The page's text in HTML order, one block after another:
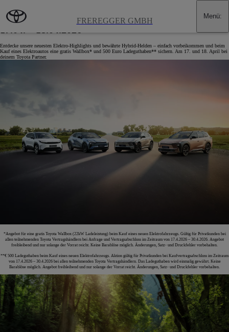
FREREGGER GMBH Menü:
SPANNUNG PUR: TOYOTA ERLEBNISTAGE
Entdecke unsere neuesten Elektro-Highlights und bewährte Hybrid-Helden – einfach vorbeikommen und beim
Kauf eines Elektroautos eine gratis Wallbox* und 500 Euro Ladeguthaben** sichern. Am 17. und 18. April bei
deinem Toyota Partner.
*Angebot für eine gratis Toyota Wallbox (22kW Ladeleistung) beim Kauf eines neuen Elektrofahrzeugs. Gültig für Privatkunden bei
allen teilnehmenden Toyota Vertragshändlern bei Anfrage und Vertragsabschluss im Zeitraum von 17.4.2026 – 30.4.2026. Angebot
freibleibend und nur solange der Vorrat reicht. Keine Barablöse möglich. Änderungen, Satz- und Druckfehler vorbehalten.
**€ 500 Ladeguthaben beim Kauf eines neuen Elektrofahrzeugs. Aktion gültig für Privatkunden bei Kaufvertragsabschluss im Zeitraum
von 17.4.2026 – 30.4.2026 bei allen teilnehmenden Toyota Vertragshändlern. Das Ladeguthaben wird einmalig gewährt. Keine
Barablöse möglich. Angebot freibleibend und nur solange der Vorrat reicht. Änderungen, Satz- und Druckfehler vorbehalten.